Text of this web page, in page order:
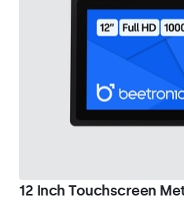
12 Inch Touchscreen